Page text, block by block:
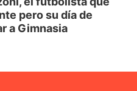
pero su día de
a Gimnasia